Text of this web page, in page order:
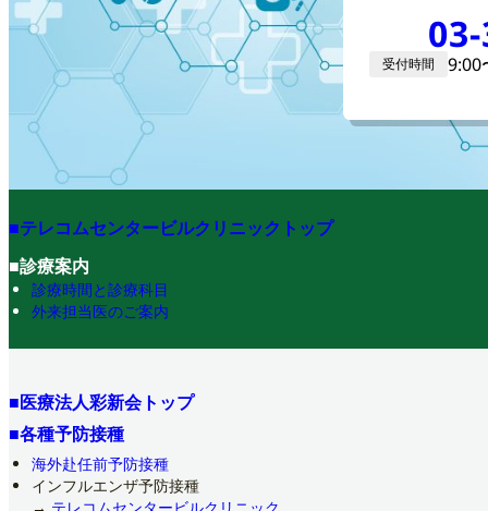
受付時間 9:00
■テレコムセンタービルクリニックトップ
■診療案内
診療時間と診療科目
外来担当医のご案内
■医療法人彩新会トップ
■各種予防接種
海外赴任前予防接種
インフルエンザ予防接種